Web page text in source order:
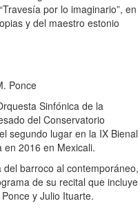
por lo imaginario”, en
y del maestro estonio
Ponce
Sinfónica de la
del Conservatorio
segundo lugar en la IX Bienal
en 2016 en Mexicali.
barroco al contemporáneo,
de su recital que incluye
y Julio Ituarte.